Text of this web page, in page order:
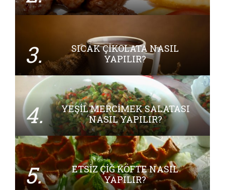
3.
SICAK ÇIKOLATA NASIL
YAPILIR?
4.
YEŞIL MERCIMEK SALATASI
NASIL YAPILIR?
5.
ETSIZ ÇIĞ KÖFTE NASIL
YAPILIR?